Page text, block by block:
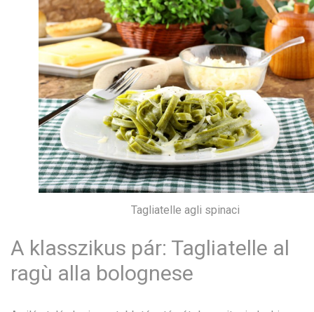
Tagliatelle agli spinaci
A klasszikus pár: Tagliatelle al
ragù alla bolognese